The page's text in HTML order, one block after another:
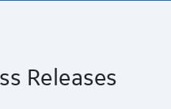
Releases